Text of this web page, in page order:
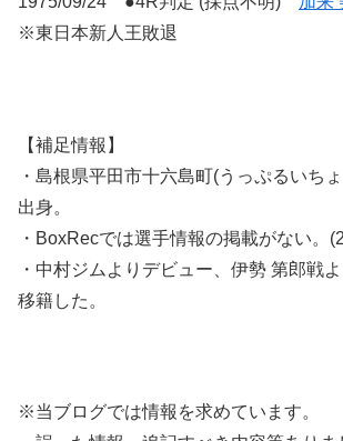
※東日本新人王敗退
【補足情報】
・島根県平田市十六島町(うっぷるいち
出身。
・BoxRecでは選手情報の掲載がない。
・中村ジムよりデビュー、伊勢 第郎戦
移籍した。
※当ブログでは情報を求めています。